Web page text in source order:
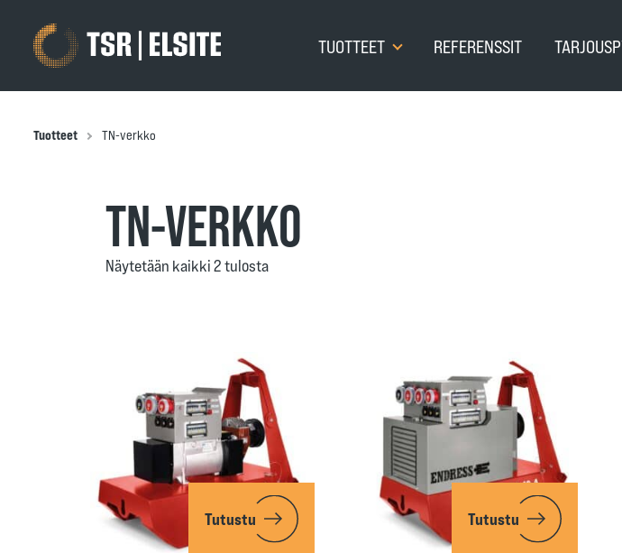
TUOTTEET REFERENSSIT
Tuotteet TN-verkko
TN-VERKKO
Näytetään kaikki 2 tulosta
Tutustu Tutustu